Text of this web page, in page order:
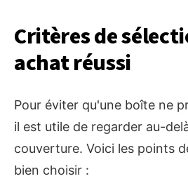
Critères de
achat réussi
Pour éviter qu'une boîte ne
il est utile de regarder au-
couverture. Voici les points
bien choisir :